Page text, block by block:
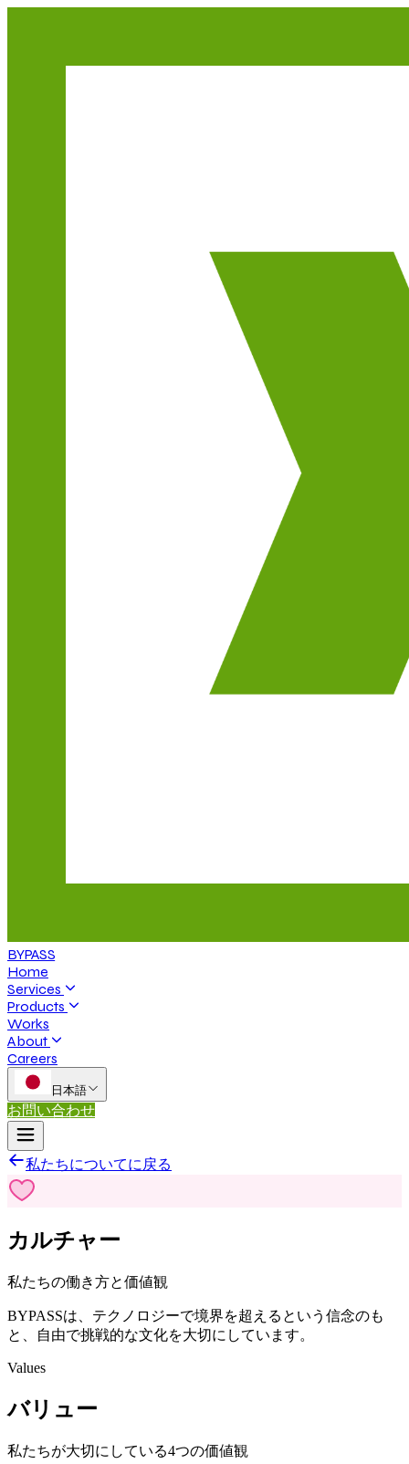
BYPASS
Home
Services
Products
Works
About
Careers
日本語
お問い合わせ
私たちについてに戻る
カルチャー
私たちの働き方と価値観
BYPASSは、テクノロジーで境界を超えるという信念のも
と、自由で挑戦的な文化を大切にしています。
Values
バリュー
私たちが大切にしている4つの価値観